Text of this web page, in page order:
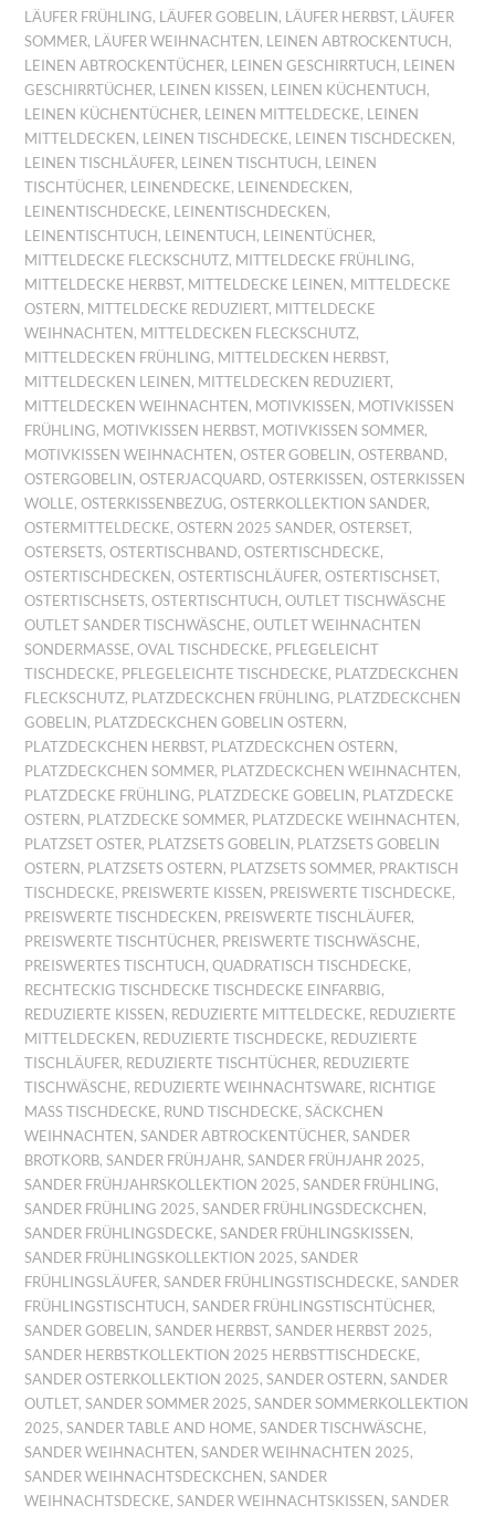
LÄUFER FRÜHLING, LÄUFER GOBELIN, LÄUFER HERBST, LÄUFER
SOMMER, LÄUFER WEIHNACHTEN, LEINEN ABTROCKENTUCH,
LEINEN ABTROCKENTÜCHER, LEINEN GESCHIRRTUCH, LEINEN
GESCHIRRTÜCHER, LEINEN KISSEN, LEINEN KÜCHENTUCH,
LEINEN KÜCHENTÜCHER, LEINEN MITTELDECKE, LEINEN
MITTELDECKEN, LEINEN TISCHDECKE, LEINEN TISCHDECKEN,
LEINEN TISCHLÄUFER, LEINEN TISCHTUCH, LEINEN
TISCHTÜCHER, LEINENDECKE, LEINENDECKEN,
LEINENTISCHDECKE, LEINENTISCHDECKEN,
LEINENTISCHTUCH, LEINENTUCH, LEINENTÜCHER,
MITTELDECKE FLECKSCHUTZ, MITTELDECKE FRÜHLING,
MITTELDECKE HERBST, MITTELDECKE LEINEN, MITTELDECKE
OSTERN, MITTELDECKE REDUZIERT, MITTELDECKE
WEIHNACHTEN, MITTELDECKEN FLECKSCHUTZ,
MITTELDECKEN FRÜHLING, MITTELDECKEN HERBST,
MITTELDECKEN LEINEN, MITTELDECKEN REDUZIERT,
MITTELDECKEN WEIHNACHTEN, MOTIVKISSEN, MOTIVKISSEN
FRÜHLING, MOTIVKISSEN HERBST, MOTIVKISSEN SOMMER,
MOTIVKISSEN WEIHNACHTEN,OSTER GOBELIN,OSTERBAND,
OSTERGOBELIN,OSTERJACQUARD,OSTERKISSEN,OSTERKISSEN
WOLLE,OSTERKISSENBEZUG,OSTERKOLLEKTION SANDER,
OSTERMITTELDECKE,OSTERN 2025 SANDER,OSTERSET,
OSTERSETS,OSTERTISCHBAND,OSTERTISCHDECKE,
OSTERTISCHDECKEN,OSTERTISCHLÄUFER,OSTERTISCHSET,
OSTERTISCHSETS,OSTERTISCHTUCH,OUTLET TISCHWÄSCHE
OUTLET SANDER TISCHWÄSCHE,OUTLET WEIHNACHTEN
SONDERMASSE ,OVAL TISCHDECKE, PFLEGELEICHT
TISCHDECKE, PFLEGELEICHTE TISCHDECKE, PLATZDECKCHEN
FLECKSCHUTZ, PLATZDECKCHEN FRÜHLING, PLATZDECKCHEN
GOBELIN, PLATZDECKCHEN GOBELIN OSTERN,
PLATZDECKCHEN HERBST, PLATZDECKCHEN OSTERN,
PLATZDECKCHEN SOMMER, PLATZDECKCHEN WEIHNACHTEN,
PLATZDECKE FRÜHLING, PLATZDECKE GOBELIN, PLATZDECKE
OSTERN, PLATZDECKE SOMMER, PLATZDECKE WEIHNACHTEN,
PLATZSET OSTER, PLATZSETS GOBELIN, PLATZSETS GOBELIN
OSTERN, PLATZSETS OSTERN, PLATZSETS SOMMER, PRAKTISCH
TISCHDECKE, PREISWERTE KISSEN, PREISWERTE TISCHDECKE,
PREISWERTE TISCHDECKEN, PREISWERTE TISCHLÄUFER,
PREISWERTE TISCHTÜCHER, PREISWERTE TISCHWÄSCHE,
PREISWERTES TISCHTUCH,QUADRATISCH TISCHDECKE,
RECHTECKIG TISCHDECKE TISCHDECKE EINFARBIG,
REDUZIERTE KISSEN, REDUZIERTE MITTELDECKE, REDUZIERTE
MITTELDECKEN, REDUZIERTE TISCHDECKE, REDUZIERTE
TISCHLÄUFER, REDUZIERTE TISCHTÜCHER, REDUZIERTE
TISCHWÄSCHE, REDUZIERTE WEIHNACHTSWARE, RICHTIGE
MASS TISCHDECKE
, RUND TISCHDECKE,SÄCKCHEN
WEIHNACHTEN,SANDER ABTROCKENTÜCHER,SANDER
BROTKORB,SANDER FRÜHJAHR,SANDER FRÜHJAHR 2025,
SANDER FRÜHJAHRSKOLLEKTION 2025,SANDER FRÜHLING,
SANDER FRÜHLING 2025,SANDER FRÜHLINGSDECKCHEN,
SANDER FRÜHLINGSDECKE,SANDER FRÜHLINGSKISSEN,
SANDER FRÜHLINGSKOLLEKTION 2025,SANDER
FRÜHLINGSLÄUFER,SANDER FRÜHLINGSTISCHDECKE,SANDER
FRÜHLINGSTISCHTUCH,SANDER FRÜHLINGSTISCHTÜCHER,
SANDER GOBELIN,SANDER HERBST,SANDER HERBST 2025,
SANDER HERBSTKOLLEKTION 2025 HERBSTTISCHDECKE,
SANDER OSTERKOLLEKTION 2025,SANDER OSTERN,SANDER
OUTLET,SANDER SOMMER 2025,SANDER SOMMERKOLLEKTION
2025,SANDER TABLE AND HOME,SANDER TISCHWÄSCHE,
SANDER WEIHNACHTEN,SANDER WEIHNACHTEN 2025,
SANDER WEIHNACHTSDECKCHEN,SANDER
WEIHNACHTSDECKE,SANDER WEIHNACHTSKISSEN,SANDER